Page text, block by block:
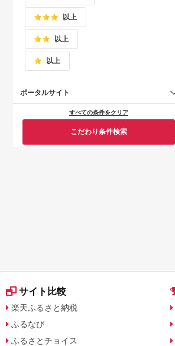
以上
以上
以上
ポータルサイト
すべての条件をクリア
こだわり条件検索
サイト比較
楽天ふるさと納税
ふるなび
ふるさとチョイス